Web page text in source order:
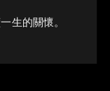
生的關懷。